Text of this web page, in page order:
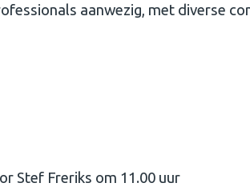
aanwezig, met diverse
Stef Freriks om 11.00 uur